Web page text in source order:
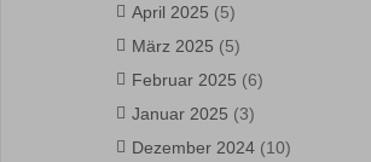
April 2025 (5)
März 2025 (5)
Februar 2025 (6)
Januar 2025 (3)
Dezember 2024 (10)